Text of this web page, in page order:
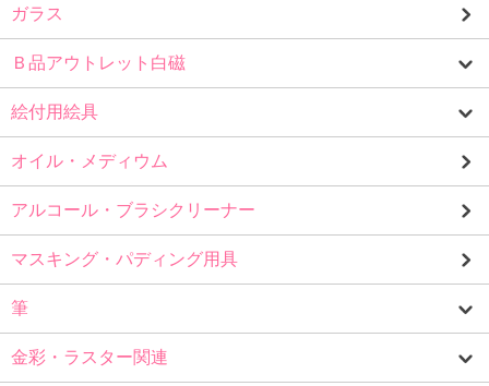
ガラス
Ｂ品アウトレット白磁
絵付用絵具
オイル・メディウム
アルコール・ブラシクリーナー
マスキング・パディング用具
筆
金彩・ラスター関連